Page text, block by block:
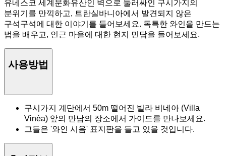
유네스코 세계문화유산인 벽으로 둘러싸인 구시가지의
분위기를 만끽하고, 트란실바니아에서 발견되지 않은
구석구석에 대한 이야기를 들어보세요. 독특한 와인을 만드는
법을 배우고, 인근 마을에 대한 현지 민담을 들어보세요.
사용방법
구시가지 계단에서 50m 떨어진 빌라 비네아 (Villa
Vinèa) 앞의 만남의 장소에서 가이드를 만나보세요.
그들은 '와인 시음' 표지판을 들고 있을 것입니다.